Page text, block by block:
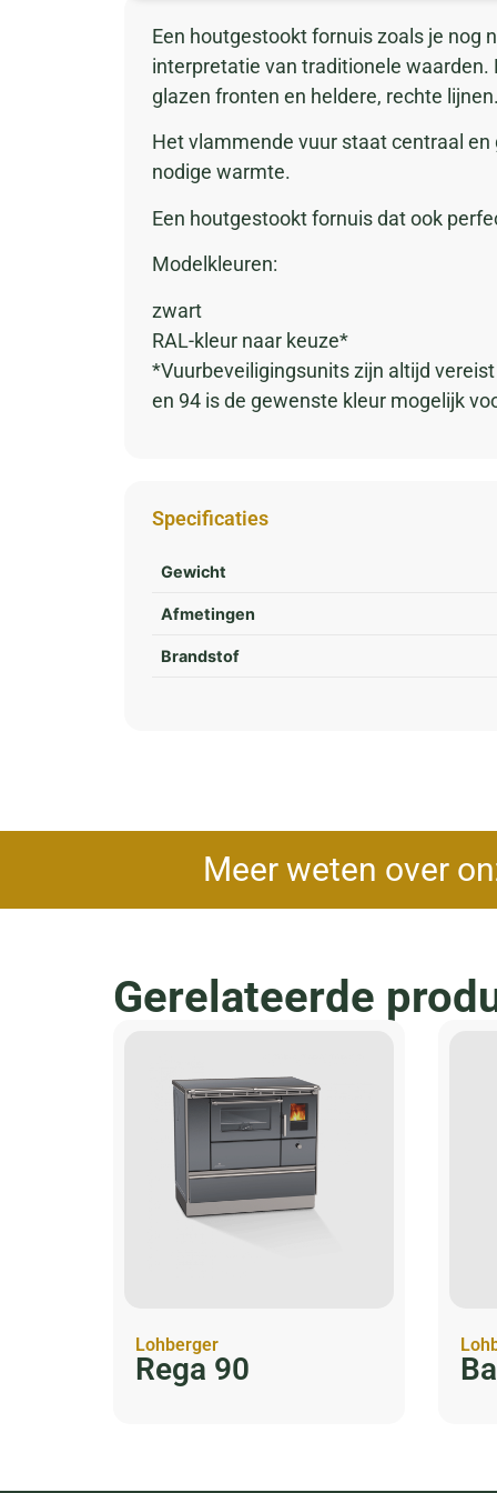
Een houtgestookt fornuis zoals je nog
interpretatie van traditionele
glazen fronten en heldere, rechte
Het vlammende vuur staat centraal
nodige warmte.
Een houtgestookt fornuis dat ook
Modelkleuren:
zwart
RAL-kleur naar keuze*
*Vuurbeveiligingsunits zijn altijd
en 94 is de gewenste kleur mogelijk
Specificaties
Gewicht
Afmetingen
Brandstof
Meer weten over
Gerelateerde
Lohberger
Rega 90